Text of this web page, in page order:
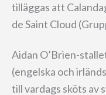
tilläggas att
de Saint Cloud
Aidan O’Brien-
(engelska och
till vardags sköts av